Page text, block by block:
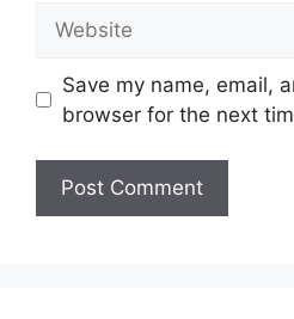
Save my name, email,
browser for the next